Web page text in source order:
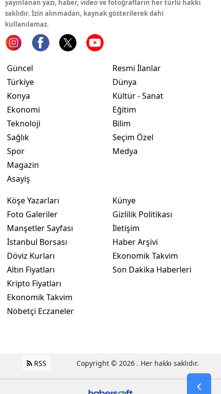
Aksaray
Kırıkkale
Batman
Karabük
Osmaniye
Düzce
yayınlanan yazı, haber, video ve fotoğrafların her türlü hakkı
saklıdır. İzin alınmadan, kaynak gösterilerek dahi
kullanılamaz.
Güncel
Türkiye
Konya
Ekonomi
Teknoloji
Sağlık
Spor
Magazin
Asayiş
Resmi İlanlar
Dünya
Kültür - Sanat
Eğitim
Bilim
Seçim Özel
Medya
Köşe Yazarları
Foto Galeriler
Manşetler Sayfası
İstanbul Borsası
Döviz Kurları
Altın Fiyatları
Kripto Fiyatları
Ekonomik Takvim
Nöbetçi Eczaneler
Künye
Gizlilik Politikası
İletişim
Haber Arşivi
Ekonomik Takvim
Son Dakika Haberleri
RSS Copyright © 2026 . Her hakkı saklıdır.